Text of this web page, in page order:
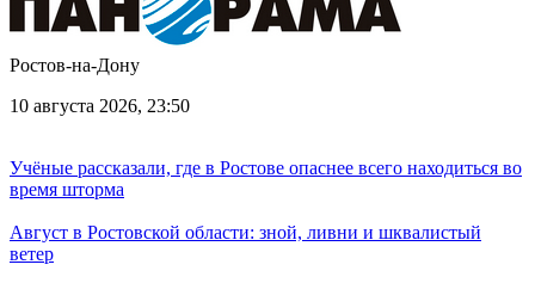
Ростов-на-Дону
10 августа 2026, 23:50
Учёные рассказали, где в Ростове опаснее всего находиться во
время шторма
Август в Ростовской области: зной, ливни и шквалистый
ветер